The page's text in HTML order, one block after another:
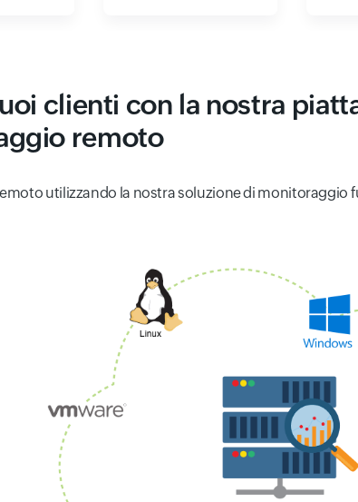
clienti con la nostra
remoto
utilizzando la nostra soluzione di monitoraggio